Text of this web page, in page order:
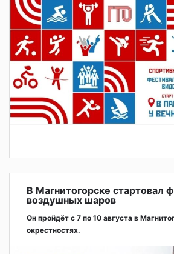
В Магнитогорске стартовал
воздушных шаров
Он пройдёт с 7 по 10 августа в
окрестностях.